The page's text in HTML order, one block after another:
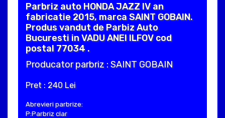
Parbriz auto HONDA JAZZ IV an
fabricatie 2015, marca SAINT GOBAIN.
Produs vandut de Parbiz Auto
Bucuresti in VADU ANEI ILFOV cod
postal 77034 .
Producator parbriz : SAINT GOBAIN
Pret : 240 Lei
Abrevieri parbrize:
P:Parbriz clar